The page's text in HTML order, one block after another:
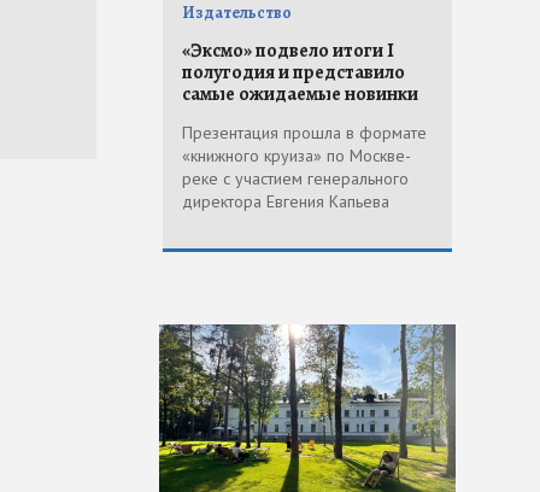
Издательство
«Эксмо» подвело итоги I
полугодия и представило
самые ожидаемые новинки
Презентация прошла в формате
«книжного круиза» по Москве-
реке с участием генерального
директора Евгения Капьева